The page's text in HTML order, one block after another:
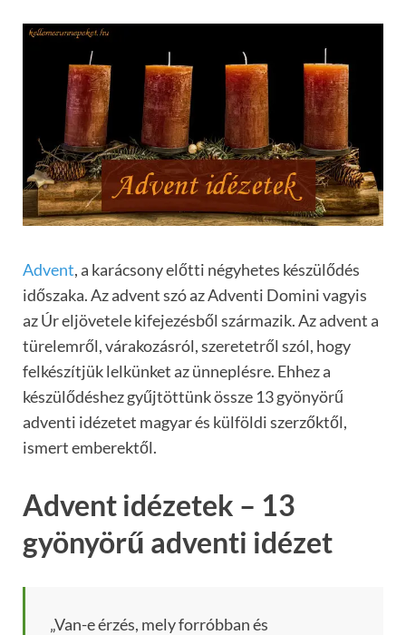
Advent, a karácsony előtti négyhetes készülődés
időszaka. Az advent szó az Adventi Domini vagyis
az Úr eljövetele kifejezésből származik. Az advent a
türelemről, várakozásról, szeretetről szól, hogy
felkészítjük lelkünket az ünneplésre. Ehhez a
készülődéshez gyűjtöttünk össze 13 gyönyörű
adventi idézetet magyar és külföldi szerzőktől,
ismert emberektől.
Advent idézetek – 13
gyönyörű adventi idézet
„Van-e érzés, mely forróbban és